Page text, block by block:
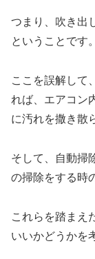
つまり、吹き出
ということです。
ここを誤解して
れば、エアコン
に汚れを撒き散
そして、自動掃
の掃除をする時
これらを踏まえ
いいかどうかを